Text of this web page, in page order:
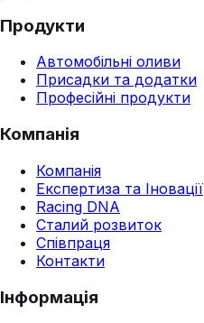
Продукти
Автомобільні оливи
Присадки та додатки
Професійні продукти
Компанія
Компанія
Експертиза та Іновації
Racing DNA
Сталий розвиток
Співпраця
Контакти
Інформація